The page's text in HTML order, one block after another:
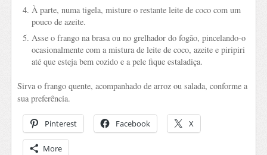
À parte, numa tigela, misture o restante leite de coco com um
pouco de azeite.
Asse o frango na brasa ou no grelhador do fogão, pincelando-o
ocasionalmente com a mistura de leite de coco, azeite e piripiri
até que esteja bem cozido e a pele fique estaladiça.
Sirva o frango quente, acompanhado de arroz ou salada, conforme a
sua preferência.
Pinterest Facebook X
More